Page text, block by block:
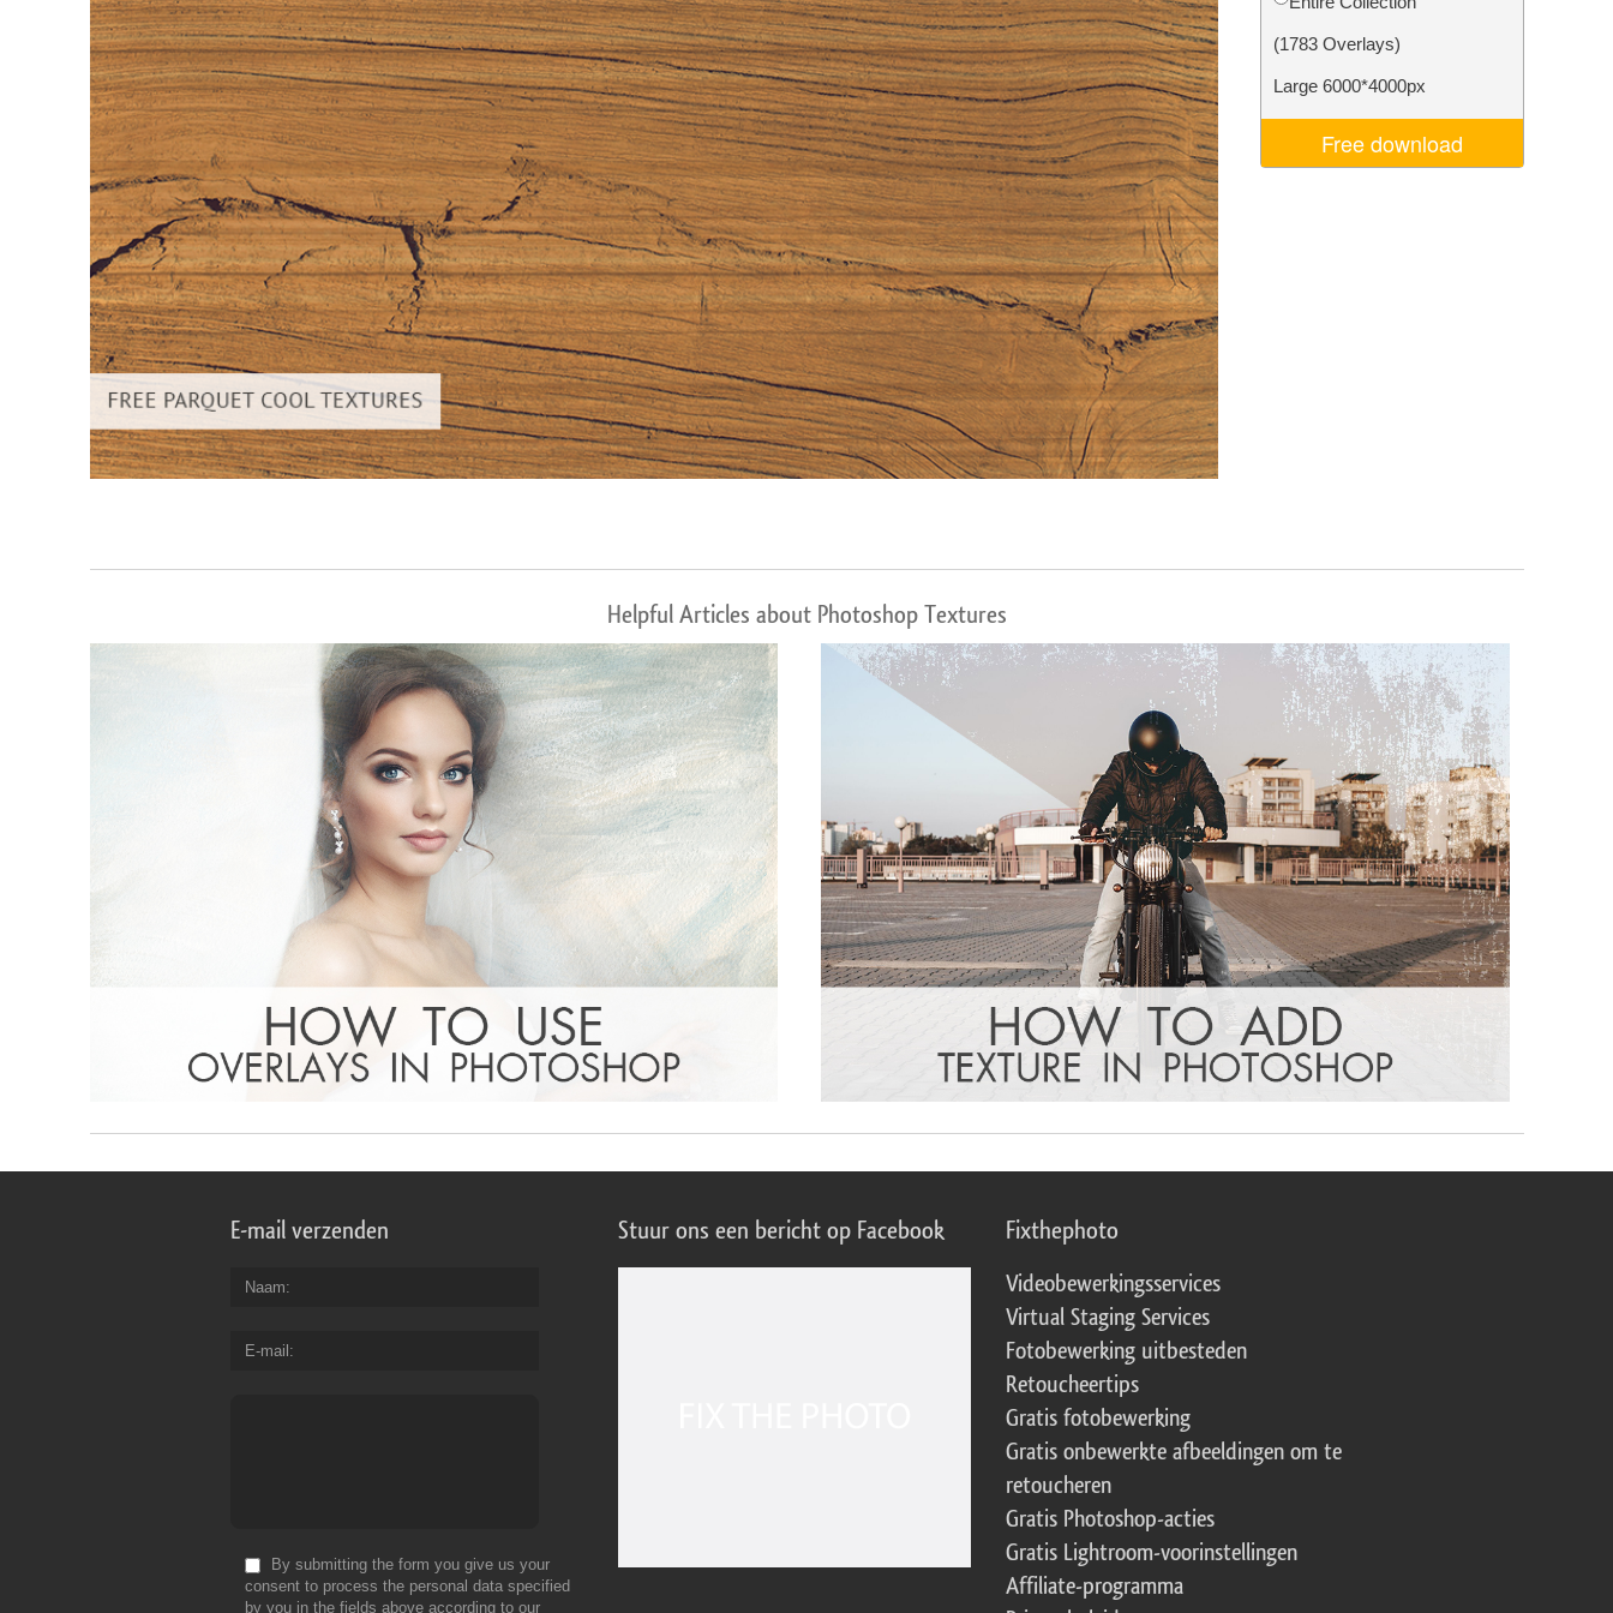
Productfoto's bewerken Sieraden Fotobewerking AI-trainingsgegevens Video Editing Services
(1783 Overlays)
Large 6000*4000px
Free download
Helpful Articles about Photoshop Textures
E-mail verzenden
Naam
E-mail
By submitting the form you give us your
consent to process the personal data specified
by you in the fields above according to our
Stuur ons een bericht op Facebook Fixthephoto
Videobewerkingsservices
Virtual Staging Services
Fotobewerking uitbesteden
Retoucheertips
Gratis fotobewerking
Gratis onbewerkte afbeeldingen om te
retoucheren
Gratis Photoshop-acties
Gratis Lightroom-voorinstellingen
Affiliate-programma